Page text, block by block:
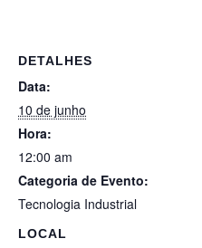
DETALHES
Data:
10 de junho
Hora:
12:00 am
Categoria de Evento:
Tecnologia Industrial
LOCAL